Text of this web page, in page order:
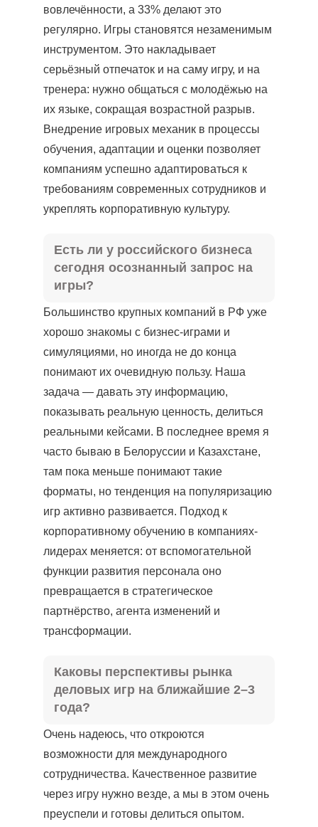
вовлечённости, а 33% делают это
регулярно. Игры становятся незаменимым
инструментом. Это накладывает
серьёзный отпечаток и на саму игру, и на
тренера: нужно общаться с молодёжью на
их языке, сокращая возрастной разрыв.
Внедрение игровых механик в процессы
обучения, адаптации и оценки позволяет
компаниям успешно адаптироваться к
требованиям современных сотрудников и
укреплять корпоративную культуру.
Есть ли у российского бизнеса
сегодня осознанный запрос на
игры?
Большинство крупных компаний в РФ уже
хорошо знакомы с бизнес-играми и
симуляциями, но иногда не до конца
понимают их очевидную пользу. Наша
задача — давать эту информацию,
показывать реальную ценность, делиться
реальными кейсами. В последнее время я
часто бываю в Белоруссии и Казахстане,
там пока меньше понимают такие
форматы, но тенденция на популяризацию
игр активно развивается. Подход к
корпоративному обучению в компаниях-
лидерах меняется: от вспомогательной
функции развития персонала оно
превращается в стратегическое
партнёрство, агента изменений и
трансформации.
Каковы перспективы рынка
деловых игр на ближайшие 2–3
года?
Очень надеюсь, что откроются
возможности для международного
сотрудничества. Качественное развитие
через игру нужно везде, а мы в этом очень
преуспели и готовы делиться опытом.